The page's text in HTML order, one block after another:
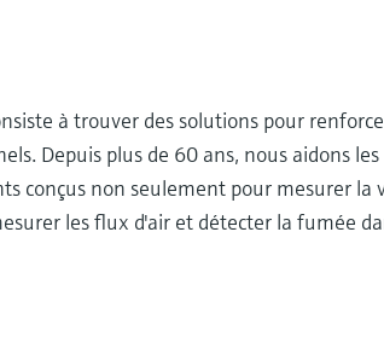
à trouver des solutions pour
Depuis plus de 60 ans, nous aidons
conçus non seulement pour mesurer la
les flux d'air et détecter la fumée